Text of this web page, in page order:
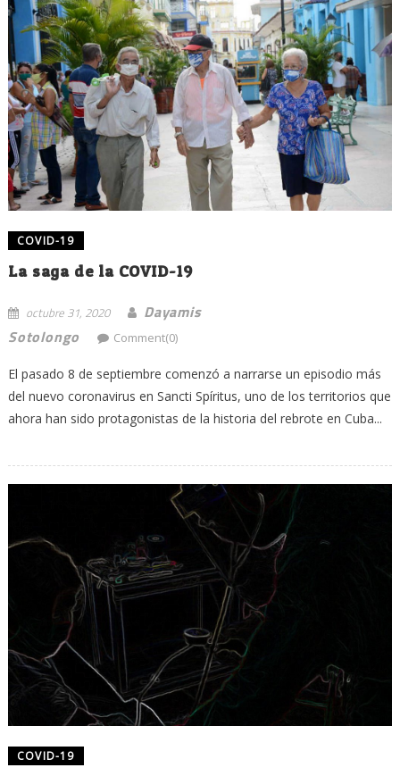
COVID-19
La saga de la COVID-19
octubre 31, 2020
Dayamis
Sotolongo
Comment(0)
El pasado 8 de septiembre comenzó a narrarse un episodio más
del nuevo coronavirus en Sancti Spíritus, uno de los territorios que
ahora han sido protagonistas de la historia del rebrote en Cuba...
COVID-19